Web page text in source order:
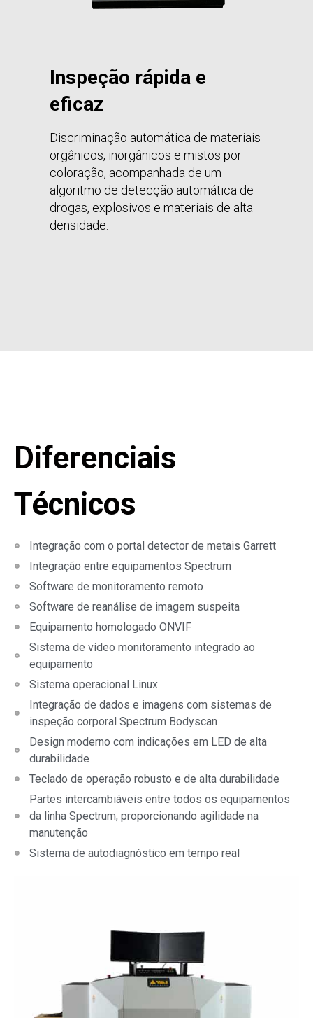
Inspeção rápida e
eficaz
Discriminação automática de materiais
orgânicos, inorgânicos e mistos por
coloração, acompanhada de um
algoritmo de detecção automática de
drogas, explosivos e materiais de alta
densidade.
Diferenciais
Técnicos
Integração com o portal detector de metais Garrett
Integração entre equipamentos Spectrum
Software de monitoramento remoto
Software de reanálise de imagem suspeita
Equipamento homologado ONVIF
Sistema de vídeo monitoramento integrado ao
equipamento
Sistema operacional Linux
Integração de dados e imagens com sistemas de
inspeção corporal Spectrum Bodyscan
Design moderno com indicações em LED de alta
durabilidade
Teclado de operação robusto e de alta durabilidade
Partes intercambiáveis entre todos os equipamentos
da linha Spectrum, proporcionando agilidade na
manutenção
Sistema de autodiagnóstico em tempo real